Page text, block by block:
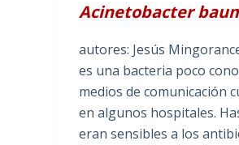
Acinetobacter
autores: Jesús
es una bacteria poco
medios de comunicación
en algunos hospitales.
eran sensibles a los